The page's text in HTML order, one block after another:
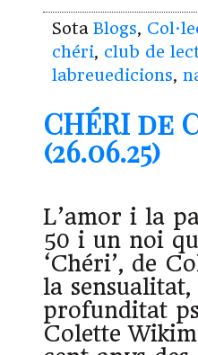
Sota Blogs,
chéri, club de
labreuedicions,
CHÉRI
(26.06.25)
L’amor i la
50 i un noi
‘Chéri’, de
la
profunditat
Colette